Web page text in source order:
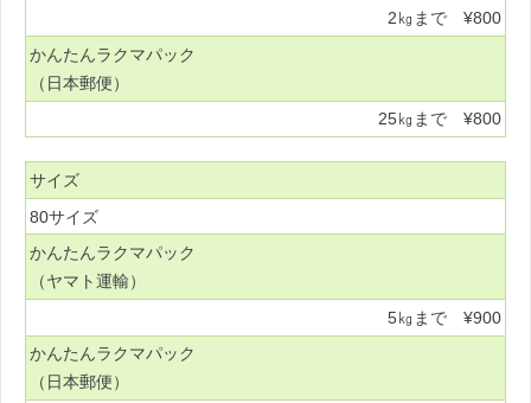
2㎏まで ¥800
かんたんラクマパック
（日本郵便）
25㎏まで ¥800
サイズ
80サイズ
かんたんラクマパック
（ヤマト運輸）
5㎏まで ¥900
かんたんラクマパック
（日本郵便）